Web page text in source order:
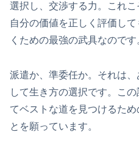
選択し、交渉する力。これこ
自分の価値を正しく評価し
くための最強の武具なのです
派遣か、準委任か。それは
して生き方の選択です。こ
てベストな道を見つけるた
とを願っています。